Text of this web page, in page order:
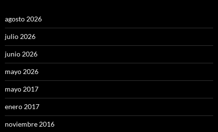
agosto 2026
julio 2026
junio 2026
mayo 2026
mayo 2017
enero 2017
noviembre 2016